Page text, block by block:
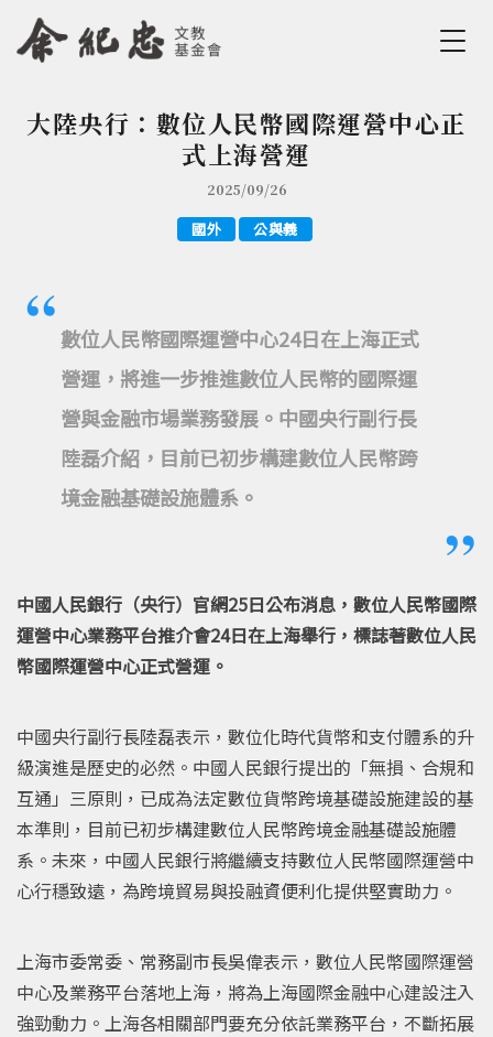
Jump to Navigation
Jump to Main content
您在這裡
大陸央行：數位人民幣國際運營中心正
式上海營運
2025/09/26
國外 公與義
數位人民幣國際運營中心24日在上海正式
營運，將進一步推進數位人民幣的國際運
營與金融市場業務發展。中國央行副行長
陸磊介紹，目前已初步構建數位人民幣跨
境金融基礎設施體系。
中國人民銀行（央行）官網25日公布消息，數位人民幣國際
運營中心業務平台推介會24日在上海舉行，標誌著數位人民
幣國際運營中心正式營運。
中國央行副行長陸磊表示，數位化時代貨幣和支付體系的升
級演進是歷史的必然。中國人民銀行提出的「無損、合規和
互通」三原則，已成為法定數位貨幣跨境基礎設施建設的基
本準則，目前已初步構建數位人民幣跨境金融基礎設施體
系。未來，中國人民銀行將繼續支持數位人民幣國際運營中
心行穩致遠，為跨境貿易與投融資便利化提供堅實助力。
上海市委常委、常務副市長吳偉表示，數位人民幣國際運營
中心及業務平台落地上海，將為上海國際金融中心建設注入
強勁動力。上海各相關部門要充分依託業務平台，不斷拓展